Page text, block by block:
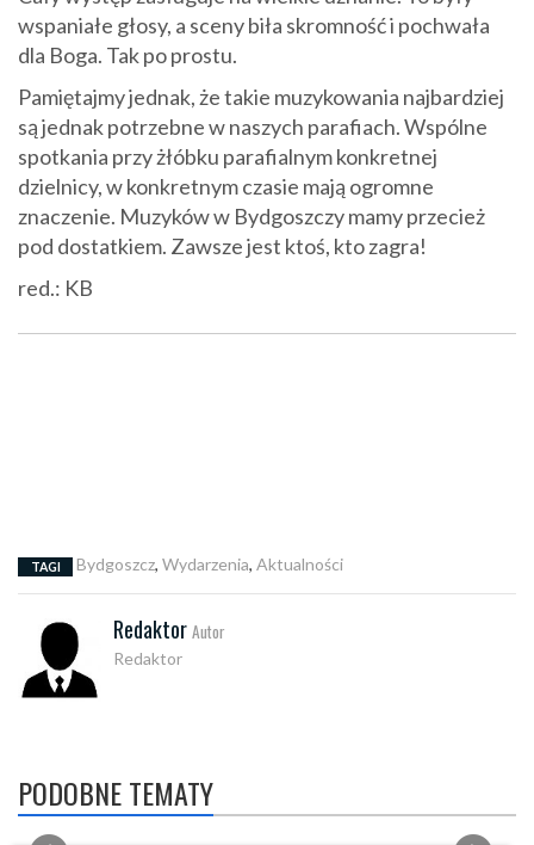
wspaniałe głosy, a sceny biła skromność i pochwała
dla Boga. Tak po prostu.
Pamiętajmy jednak, że takie muzykowania najbardziej
są jednak potrzebne w naszych parafiach. Wspólne
spotkania przy żłóbku parafialnym konkretnej
dzielnicy, w konkretnym czasie mają ogromne
znaczenie. Muzyków w Bydgoszczy mamy przecież
pod dostatkiem. Zawsze jest ktoś, kto zagra!
red.: KB
TAGI Bydgoszcz, Wydarzenia, Aktualności
Redaktor Autor
Redaktor
PODOBNE TEMATY